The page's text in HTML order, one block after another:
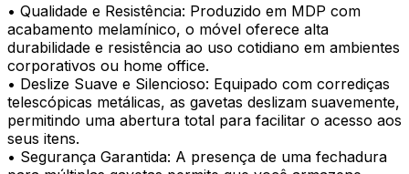
• Qualidade e Resistência: Produzido em MDP com
acabamento melamínico, o móvel oferece alta
durabilidade e resistência ao uso cotidiano em ambientes
corporativos ou home office.
• Deslize Suave e Silencioso: Equipado com corrediças
telescópicas metálicas, as gavetas deslizam suavemente,
permitindo uma abertura total para facilitar o acesso aos
seus itens.
• Segurança Garantida: A presença de uma fechadura